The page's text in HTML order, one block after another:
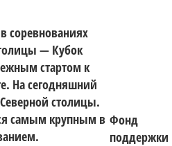
соревнованиях
— Кубок
стартом к
На сегодняшний
столицы.
самым крупным в Фонд
поддержки